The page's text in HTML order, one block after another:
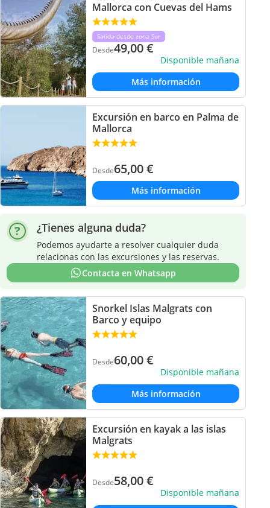
Mallorca con Cuevas del Hams
Salida desde zona Sur
Desde49,00€
Disponible mañana
Más información
Excursión en barco en Palma de
Mallorca
Desde65,00€
Más información
¿Tienes alguna duda?
Podemos ayudarte a resolver cualquier duda
relacionas con las excursiones y las reservas.
Contacta en Whatsapp
Snorkel Islas Malgrats con
Barco y equipo
Desde60,00€
Disponible mañana
Más información
Excursión en kayak a las islas
Malgrats
Desde58,00€
Disponible mañana